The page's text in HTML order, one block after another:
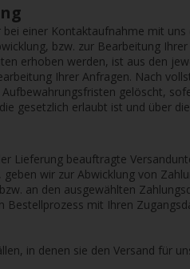
einer Kontaktaufnahme mit
bzw. zur Bearbeitung
erhoben werden, ist aus den
Ihrer Anfragen. Nach
gelöscht,
gesetzlich erlaubt ist und über
Lieferung beauftragte
wir zur Abwicklung von
an den ausgewählten
mit Ihren
in denen sie den Versand für